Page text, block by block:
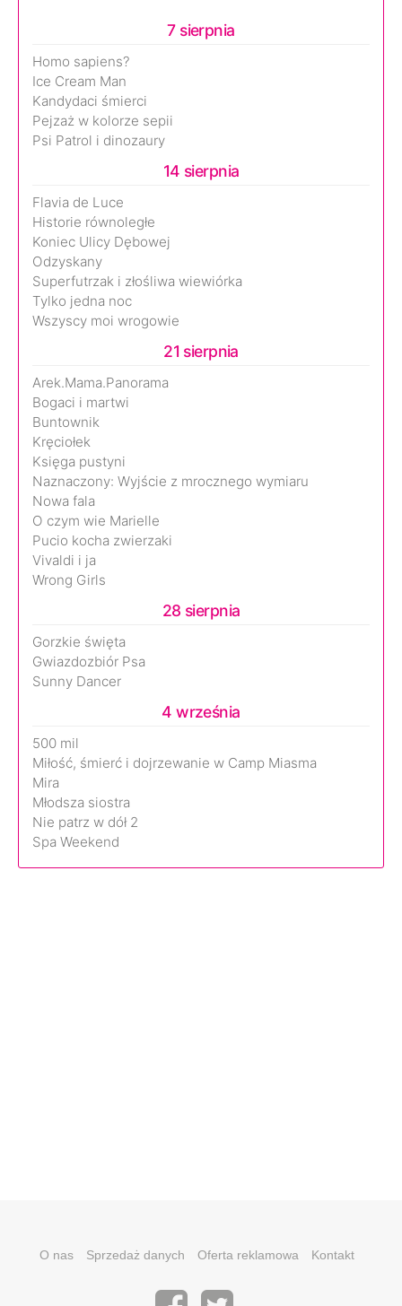
7 sierpnia
Homo sapiens?
Ice Cream Man
Kandydaci śmierci
Pejzaż w kolorze sepii
Psi Patrol i dinozaury
14 sierpnia
Flavia de Luce
Historie równoległe
Koniec Ulicy Dębowej
Odzyskany
Superfutrzak i złośliwa wiewiórka
Tylko jedna noc
Wszyscy moi wrogowie
21 sierpnia
Arek.Mama.Panorama
Bogaci i martwi
Buntownik
Kręciołek
Księga pustyni
Naznaczony: Wyjście z mrocznego wymiaru
Nowa fala
O czym wie Marielle
Pucio kocha zwierzaki
Vivaldi i ja
Wrong Girls
28 sierpnia
Gorzkie święta
Gwiazdozbiór Psa
Sunny Dancer
4 września
500 mil
Miłość, śmierć i dojrzewanie w Camp Miasma
Mira
Młodsza siostra
Nie patrz w dół 2
Spa Weekend
O nas Sprzedaż danych Oferta reklamowa Kontakt